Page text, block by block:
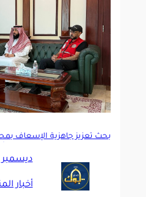
بحث تعزيز جاهزية الإسعاف
ديسمبر 9,
أخبار